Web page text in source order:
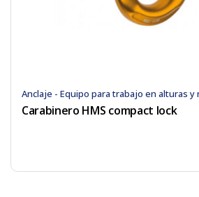
Anclaje - Equipo para trabajo en alturas y
Carabinero HMS compact lock